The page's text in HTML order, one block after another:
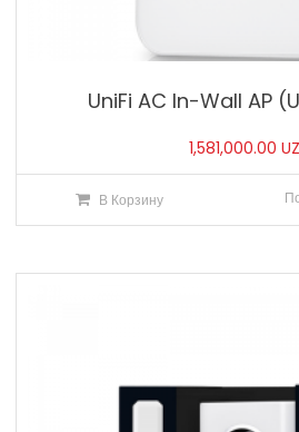
UniFi AC In-Wall AP
1,581,000.00
В Корзину